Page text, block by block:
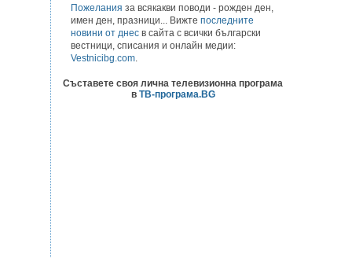
Пожелания за всякакви поводи - рожден ден,
имен ден, празници... Вижте последните
новини от днес в сайта с всички български
вестници, списания и онлайн медии:
Vestnicibg.com.
Съставете своя лична телевизионна програма
в ТВ-програма.BG